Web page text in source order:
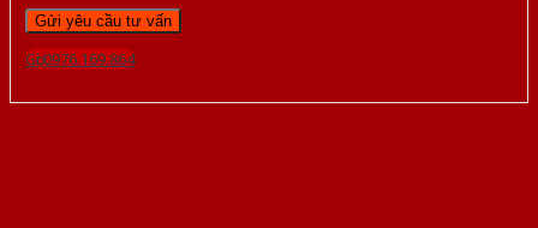
Gọi 0976.169.864